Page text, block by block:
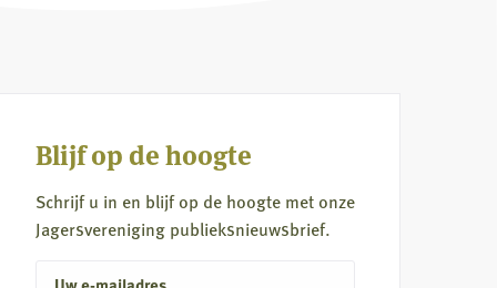
Blijf op de hoogte
Schrijf u in en blijf op de hoogte met onze
Jagersvereniging publieksnieuwsbrief.